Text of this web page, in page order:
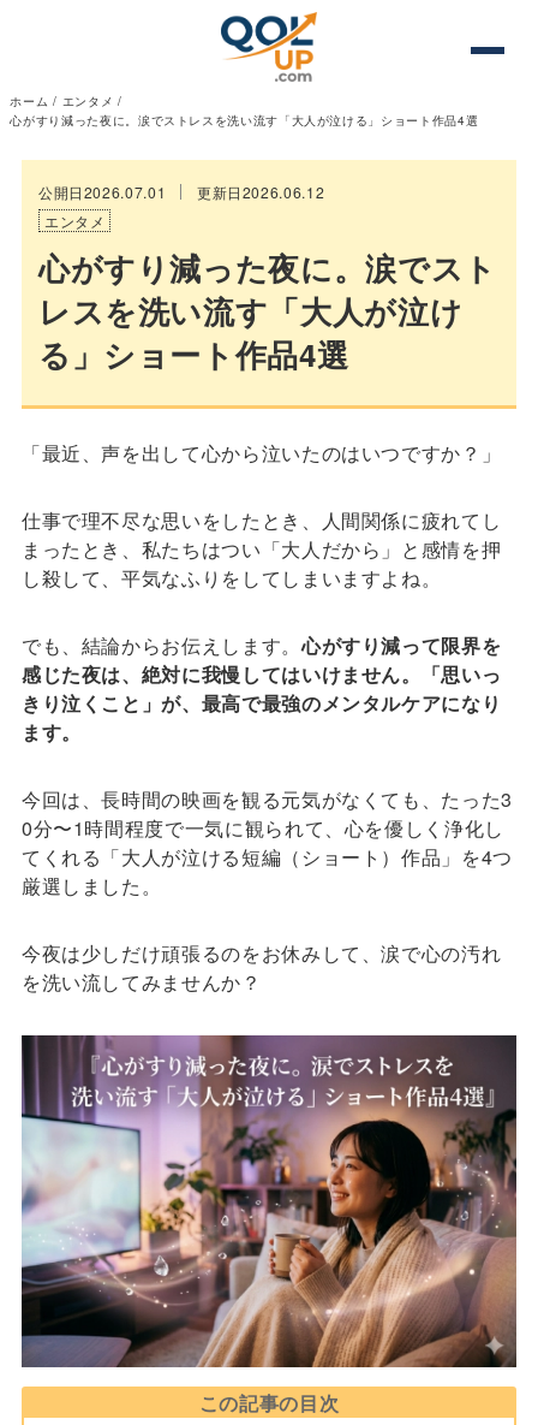
ホーム / エンタメ /
心がすり減った夜に。涙でストレスを洗い流す「大人が泣ける」ショート作品4選
公開日2026.07.01
更新日2026.06.12
エンタメ
心がすり減った夜に。涙でスト
レスを洗い流す「大人が泣け
る」ショート作品4選
「最近、声を出して心から泣いたのはいつですか？」
仕事で理不尽な思いをしたとき、人間関係に疲れてし
まったとき、私たちはつい「大人だから」と感情を押
し殺して、平気なふりをしてしまいますよね。
でも、結論からお伝えします。心がすり減って限界を
感じた夜は、絶対に我慢してはいけません。「思いっ
きり泣くこと」が、最高で最強のメンタルケアになり
ます。
今回は、長時間の映画を観る元気がなくても、たった3
0分〜1時間程度で一気に観られて、心を優しく浄化し
てくれる「大人が泣ける短編（ショート）作品」を4つ
厳選しました。
今夜は少しだけ頑張るのをお休みして、涙で心の汚れ
を洗い流してみませんか？
この記事の目次